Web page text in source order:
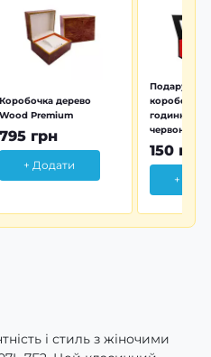
Коробочка дерево
Wood Premium
795 грн
+ Додати
коробочка
годинника
червона
150 грн
+
і стиль з жіночими